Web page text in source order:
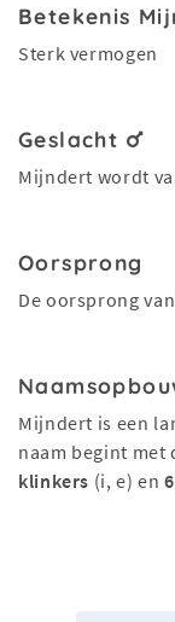
Betekenis
Sterk vermogen
Geslacht
Mijndert wordt
Oorsprong
De oorsprong van
Mijndert is een
naam begint met
klinkers (i, e) en